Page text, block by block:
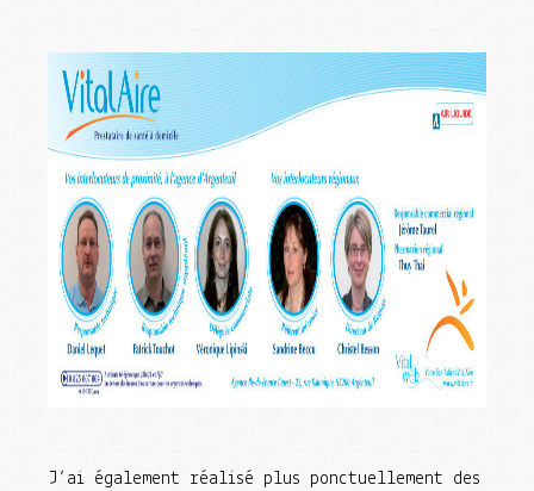
J’ai également réalisé plus ponctuellement des